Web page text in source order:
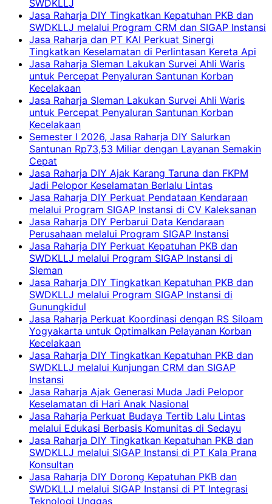
SWDKLLJ
Jasa Raharja DIY Tingkatkan Kepatuhan PKB dan
SWDKLLJ melalui Program CRM dan SIGAP Instansi
Jasa Raharja dan PT KAI Perkuat Sinergi
Tingkatkan Keselamatan di Perlintasan Kereta Api
Jasa Raharja Sleman Lakukan Survei Ahli Waris
untuk Percepat Penyaluran Santunan Korban
Kecelakaan
Jasa Raharja Sleman Lakukan Survei Ahli Waris
untuk Percepat Penyaluran Santunan Korban
Kecelakaan
Semester I 2026, Jasa Raharja DIY Salurkan
Santunan Rp73,53 Miliar dengan Layanan Semakin
Cepat
Jasa Raharja DIY Ajak Karang Taruna dan FKPM
Jadi Pelopor Keselamatan Berlalu Lintas
Jasa Raharja DIY Perkuat Pendataan Kendaraan
melalui Program SIGAP Instansi di CV Kaleksanan
Jasa Raharja DIY Perbarui Data Kendaraan
Perusahaan melalui Program SIGAP Instansi
Jasa Raharja DIY Perkuat Kepatuhan PKB dan
SWDKLLJ melalui Program SIGAP Instansi di
Sleman
Jasa Raharja DIY Tingkatkan Kepatuhan PKB dan
SWDKLLJ melalui Program SIGAP Instansi di
Gunungkidul
Jasa Raharja Perkuat Koordinasi dengan RS Siloam
Yogyakarta untuk Optimalkan Pelayanan Korban
Kecelakaan
Jasa Raharja DIY Tingkatkan Kepatuhan PKB dan
SWDKLLJ melalui Kunjungan CRM dan SIGAP
Instansi
Jasa Raharja Ajak Generasi Muda Jadi Pelopor
Keselamatan di Hari Anak Nasional
Jasa Raharja Perkuat Budaya Tertib Lalu Lintas
melalui Edukasi Berbasis Komunitas di Sedayu
Jasa Raharja DIY Tingkatkan Kepatuhan PKB dan
SWDKLLJ melalui SIGAP Instansi di PT Kala Prana
Konsultan
Jasa Raharja DIY Dorong Kepatuhan PKB dan
SWDKLLJ melalui SIGAP Instansi di PT Integrasi
Teknologi Unggas